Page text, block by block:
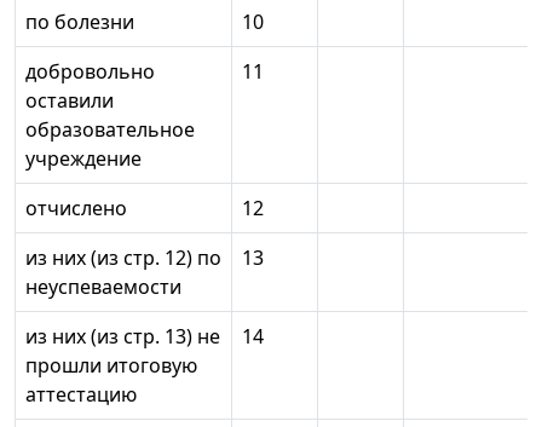
по болезни
10
добровольно
оставили
образовательное
учреждение
11
отчислено
12
из них (из стр. 12) по
неуспеваемости
13
из них (из стр. 13) не
прошли итоговую
аттестацию
14